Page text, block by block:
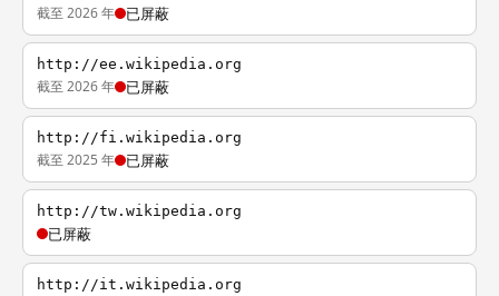
截至 2026 年 已屏蔽
http://ee.wikipedia.org
截至 2026 年 已屏蔽
http://fi.wikipedia.org
截至 2025 年 已屏蔽
http://tw.wikipedia.org
已屏蔽
http://it.wikipedia.org